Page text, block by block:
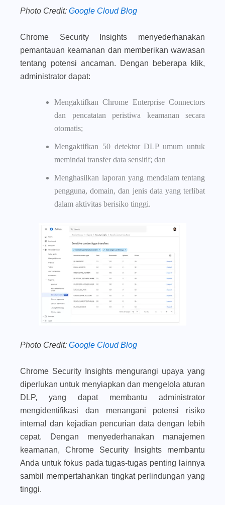
Photo Credit: Google Cloud Blog
Chrome Security Insights menyederhanakan
pemantauan keamanan dan memberikan wawasan
tentang potensi ancaman. Dengan beberapa klik,
administrator dapat:
Mengaktifkan Chrome Enterprise Connectors
dan pencatatan peristiwa keamanan secara
otomatis;
Mengaktifkan 50 detektor DLP umum untuk
memindai transfer data sensitif; dan
Menghasilkan laporan yang mendalam tentang
pengguna, domain, dan jenis data yang terlibat
dalam aktivitas berisiko tinggi.
Photo Credit: Google Cloud Blog
Chrome Security Insights mengurangi upaya yang
diperlukan untuk menyiapkan dan mengelola aturan
DLP, yang dapat membantu administrator
mengidentifikasi dan menangani potensi risiko
internal dan kejadian pencurian data dengan lebih
cepat. Dengan menyederhanakan manajemen
keamanan, Chrome Security Insights membantu
Anda untuk fokus pada tugas-tugas penting lainnya
sambil mempertahankan tingkat perlindungan yang
tinggi.